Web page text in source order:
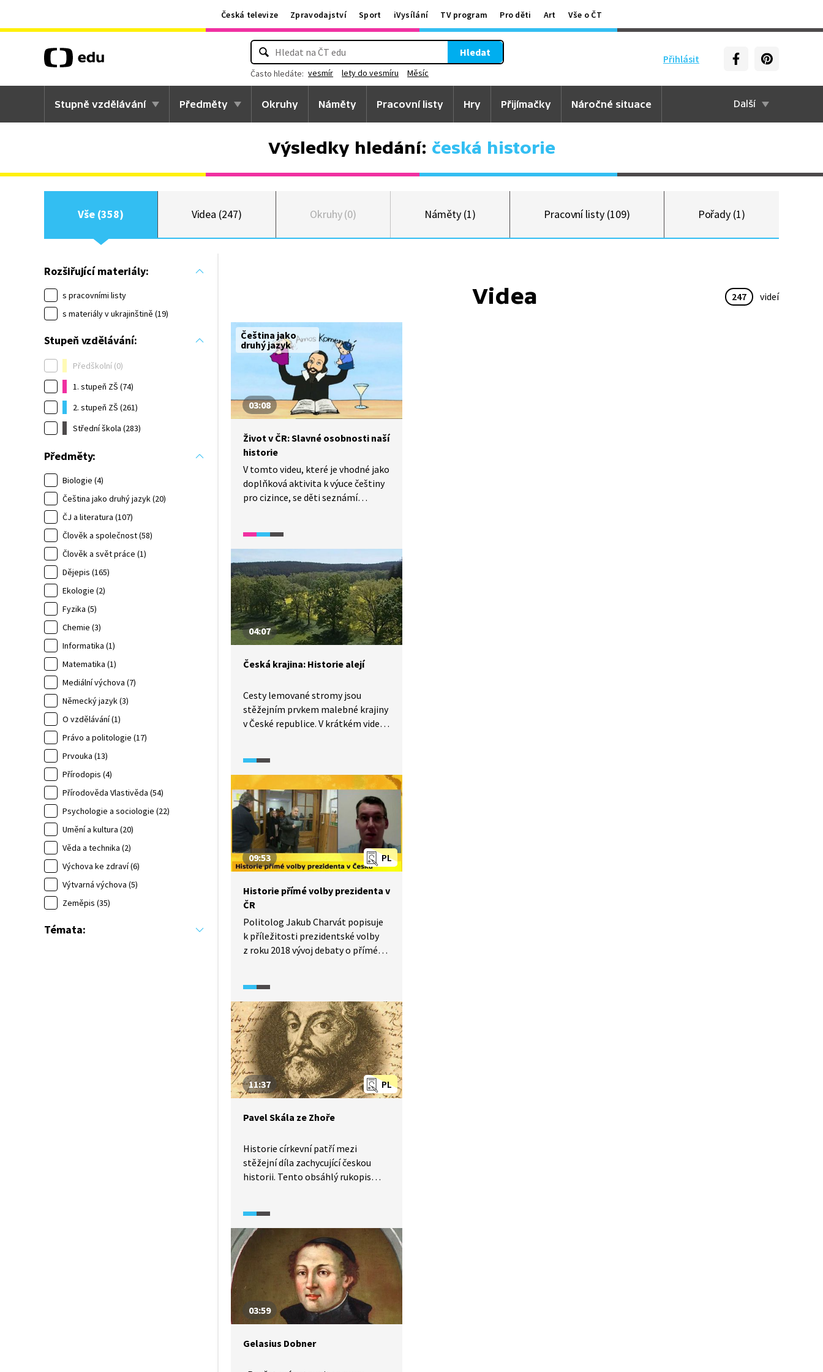
Česká televize Zpravodajství Sport iVysílání TV program Pro děti Art Vše o ČT
Přihlásit
Hledat
Často hledáte: vesmír lety do vesmíru Měsíc
Stupně vzdělávání Předměty Okruhy Náměty Pracovní listy Hry Přijímačky Náročné situace Další
Výsledky hledání: česká historie
Vše (358) Videa (247) Okruhy (0) Náměty (1) Pracovní listy (109) Pořady (1)
Rozšiřující materiály:
s pracovními listy
s materiály v ukrajinštině (19)
Stupeň vzdělávání:
Předškolní (0)
1. stupeň ZŠ (74)
2. stupeň ZŠ (261)
Střední škola (283)
Předměty:
Biologie (4)
Čeština jako druhý jazyk (20)
ČJ a literatura (107)
Člověk a společnost (58)
Člověk a svět práce (1)
Dějepis (165)
Ekologie (2)
Fyzika (5)
Chemie (3)
Informatika (1)
Matematika (1)
Mediální výchova (7)
Německý jazyk (3)
O vzdělávání (1)
Právo a politologie (17)
Prvouka (13)
Přírodopis (4)
Přírodověda Vlastivěda (54)
Psychologie a sociologie (22)
Umění a kultura (20)
Věda a technika (2)
Výchova ke zdraví (6)
Výtvarná výchova (5)
Zeměpis (35)
Témata:
Videa 247 videí
Čeština jako
druhý jazyk
03:08
Život v ČR: Slavné osobnosti naší
historie
V tomto videu, které je vhodné jako
doplňková aktivita k výuce češtiny
pro cizince, se děti seznámí
zaměřený na slavné osobnosti
především pro mírně pokročilé
žáky staršího školního věku.
04:07
Česká krajina: Historie alejí
Cesty lemované stromy jsou
stěžejním prvkem malebné krajiny
v České republice. V krátkém videu
význam mají dodnes pro vnímání
krajiny jako celku.
PL
09:53
Historie přímé volby prezidenta v
ČR
Politolog Jakub Charvát popisuje
k příležitosti prezidentské volby
z roku 2018 vývoj debaty o přímé
otevřelo po roce 2001 a jaký vliv
měla průběžná nespokojenost
veřejnosti s nepřímou volbou,
zejména po událostech
při prezidentské volbě v roce 2008.
Proč byla přímá volba zavedena?
A jak je její současný dvoukolový
model běžný i v dalších evropských
PL
11:37
Pavel Skála ze Zhoře
Historie církevní patří mezi
stěžejní díla zachycující českou
historii. Tento obsáhlý rukopis
unikl pronásledování kvůli své
účasti na stavovském povstání
prostě proto, že si na něj žádný
z vyšetřovatelů nevzpomněl.
Prahu opustil brzy po osudné bitvě
na Bílé hoře a uchýlil se do saského
exilu. O životě a díle Pavla Skály
ze Zhoře vypráví historik Petr
03:59
Gelasius Dobner